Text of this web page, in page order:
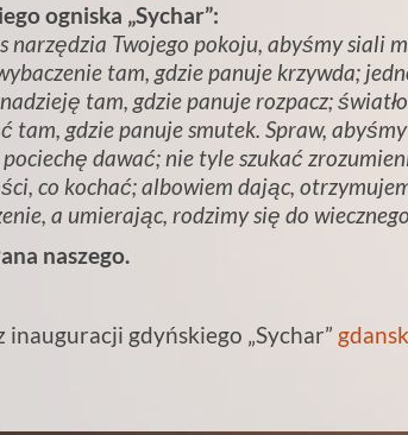
ogniska „Sychar”:
narzędzia Twojego pokoju, abyśmy siali
tam, gdzie panuje krzywda;
tam, gdzie panuje rozpacz;
tam, gdzie panuje smutek. Spraw,
pociechę dawać; nie tyle szukać
co kochać; albowiem dając,
a umierając, rodzimy się do
naszego.
inauguracji gdyńskiego „Sychar”